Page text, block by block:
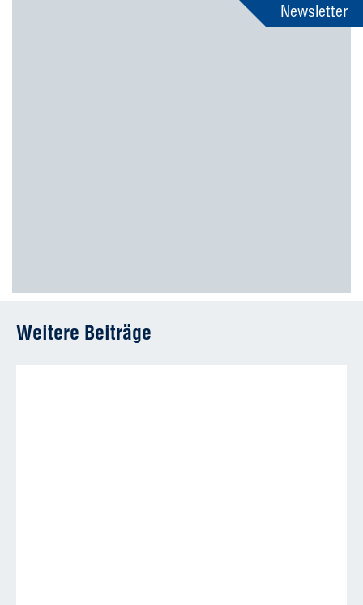
Newsletter
Weitere Beiträge